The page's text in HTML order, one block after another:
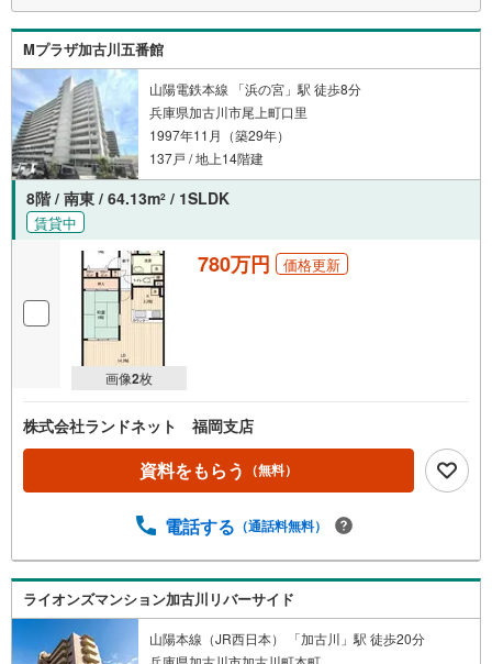
・54m2で無理なく過ごせるコンパクトサイズ
・南向きバルコニーから光が差し込む明るいLDK
■安心の暮らしをサポート
・管理人日勤・オートロック完備
・宅配BOX付きで不在時も安心
・駐車場空きあり（詳細はお問い合わせください）
■生活に便利な立地
・イオン土山店まで徒歩約9分
・JR「土山」駅まで徒歩10分
・国道2号線すぐ横で車アクセスも良好
弊社が選ばれる理由
1.お金の扱い方のプロ、ファイナンシャルプランナーが資金計画をサポー
2.買い替えなどにも対応できる売却専門チームあり！
3.たくさんの銀行と繋がりがあるため、最も低金利になるように審査が可
4.物件のお引渡し後に必要になったお家のリフォームも弊社のリフォームプ
ランナーがご提案！
5.定期的にご連絡を繋ぎ、有事の際に迅速にサポートいたします
Mプラザ加古川五番館
山陽電鉄本線 「浜の宮」駅 徒歩8分
兵庫県加古川市尾上町口里
1997年11月（築29年）
137戸 / 地上14階建
8階 / 南東 / 64.13m2 / 1SLDK
賃貸中
画像2枚
780万円 価格更新
株式会社ランドネット 福岡支店
資料をもらう （無料）
電話する （通話料無料）
ライオンズマンション加古川リバーサイド
山陽本線（JR西日本） 「加古川」駅 徒歩20分